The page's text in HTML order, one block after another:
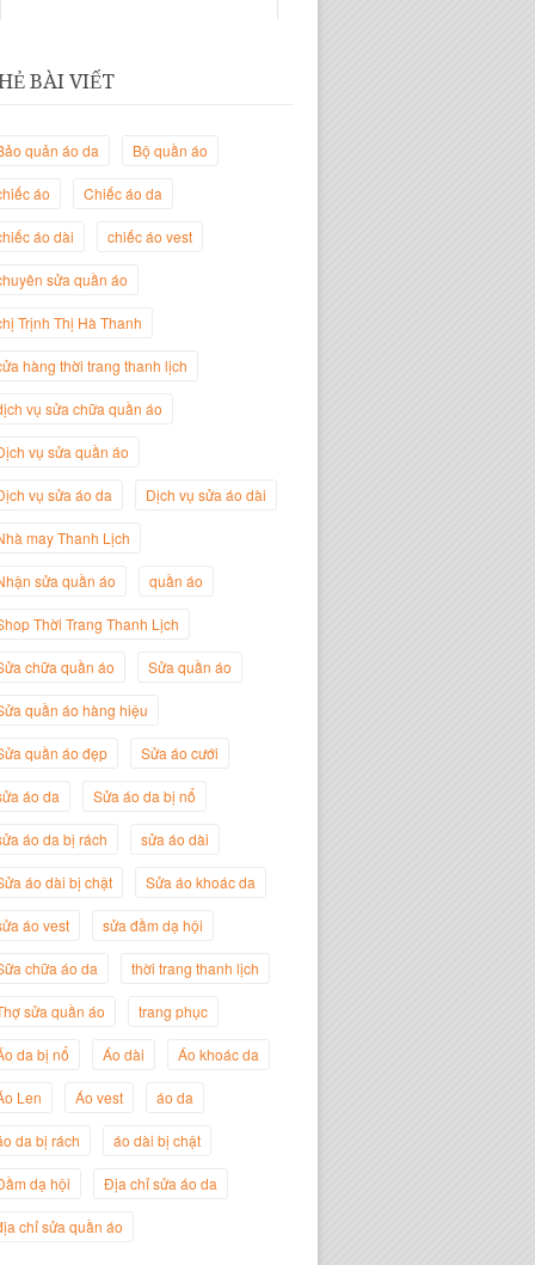
Trịnh Thị Hà Thanh
Trang Thanh Lịch
Nguyễn Minh Đức
Giám Đốc Công ty Cây Xanh Gia
Nguyễn
Giám Đốc Công ty Twist Potato
BÀI VIẾT
quản áo da Bộ quần áo
áo Chiếc áo da
áo dài chiếc áo vest
sửa quần áo
Trịnh Thị Hà Thanh
hàng thời trang thanh lịch
vụ sửa chữa quần áo
vụ sửa quần áo
vụ sửa áo da Dịch vụ sửa áo dài
may Thanh Lịch
sửa quần áo quần áo
Thời Trang Thanh Lịch
chữa quần áo Sửa quần áo
quần áo hàng hiệu
quần áo đẹp Sửa áo cưới
áo da Sửa áo da bị nổ
áo da bị rách sửa áo dài
áo dài bị chật Sửa áo khoác da
áo vest sửa đầm dạ hội
chữa áo da thời trang thanh lịch
sửa quần áo trang phục
da bị nổ Áo dài Áo khoác da
Len Áo vest áo da
da bị rách áo dài bị chật
dạ hội Địa chỉ sửa áo da
chỉ sửa quần áo